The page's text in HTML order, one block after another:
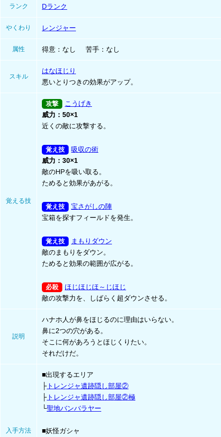
ランク Dランク
やくわり レンジャー
属性 得意 なし 苦手 なし
スキル
はなほじり
悪いとりつきの効果がアップ。
覚える技
こうげき
威力：50×1
近くの敵に攻撃する。
吸収の術
威力：30×1
敵のHPを吸い取る。
ためると効果があがる。
宝さがしの陣
宝箱を探すフィールドを発生。
まもりダウン
敵のまもりをダウン。
ためると効果の範囲が広がる。
ほじほじほ～じほじ
敵の攻撃力を、しばらく超ダウンさせる。
説明
ハナホ人が鼻をほじるのに理由はいらない。
鼻に2つの穴がある。
そこに何があろうとほじくりたい。
それだけだ。
入手方法
■出現するエリア
├ トレンジャ遺跡隠し部屋②
├ トレンジャ遺跡隠し部屋②極
└聖地バンバラヤー
■妖怪ガシャ